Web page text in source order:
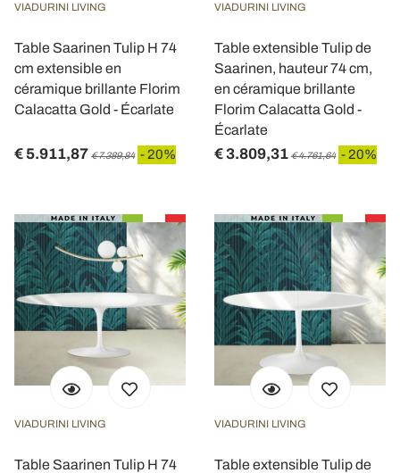
VIADURINI LIVING
Table Saarinen Tulip H 74
cm extensible en
céramique brillante Florim
Calacatta Gold - Écarlate
€ 5.911,87 € 7.389,84 - 20%
VIADURINI LIVING
Table extensible Tulip de
Saarinen, hauteur 74 cm,
en céramique brillante
Florim Calacatta Gold -
Écarlate
€ 3.809,31 € 4.761,64 - 20%
VIADURINI LIVING
Table Saarinen Tulip H 74
VIADURINI LIVING
Table extensible Tulip de